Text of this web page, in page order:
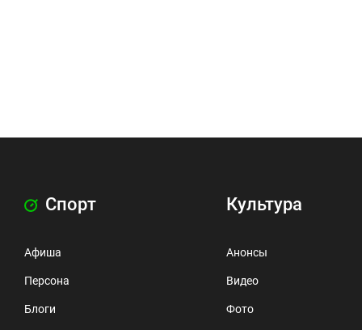
Спорт
Афиша
Персона
Блоги
Культура
Анонсы
Видео
Фото